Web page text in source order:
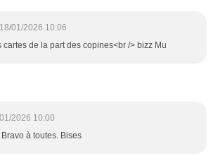
18/01/2026 10:06
cartes de la part des copines<br /> bizz Mu
2026 10:00
à toutes. Bises